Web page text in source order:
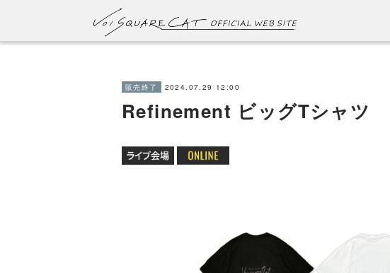
販売終了 2024.07.29 12:00
Refinement ビッグTシャツ